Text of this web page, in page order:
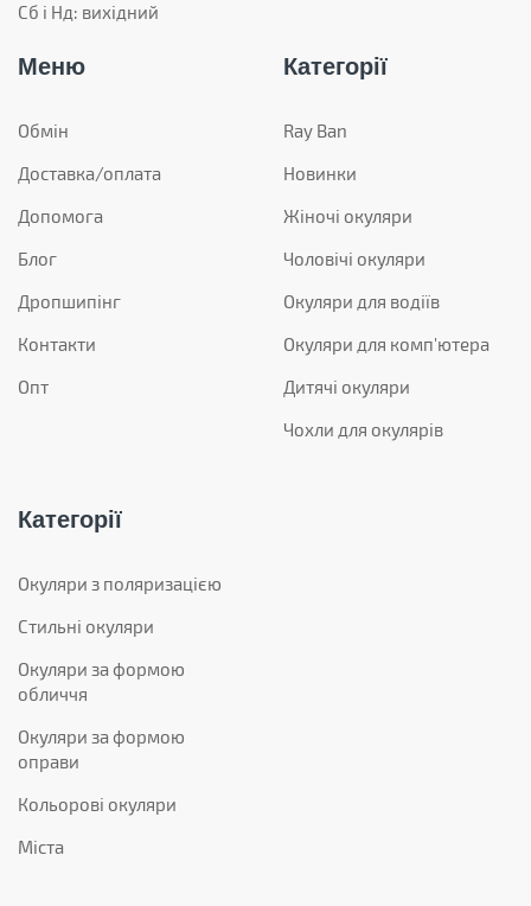
Сб і Нд: вихідний
Меню
Обмін
Доставка/оплата
Допомога
Блог
Дропшипінг
Контакти
Опт
Категорії
Ray Ban
Новинки
Жіночі окуляри
Чоловічі окуляри
Окуляри для водіїв
Окуляри для комп'ютера
Дитячі окуляри
Чохли для окулярів
Категорії
Окуляри з поляризацією
Стильні окуляри
Окуляри за формою
обличчя
Окуляри за формою
оправи
Кольорові окуляри
Міста